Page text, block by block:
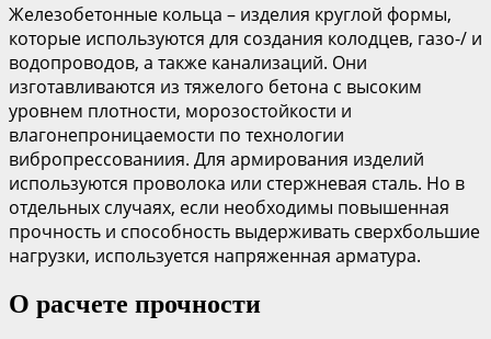
Железобетонные кольца – изделия круглой формы,
которые используются для создания колодцев, газо-/ и
водопроводов, а также канализаций. Они
изготавливаются из тяжелого бетона с высоким
уровнем плотности, морозостойкости и
влагонепроницаемости по технологии
вибропрессованиия. Для армирования изделий
используются проволока или стержневая сталь. Но в
отдельных случаях, если необходимы повышенная
прочность и способность выдерживать сверхбольшие
нагрузки, используется напряженная арматура.
О расчете прочности